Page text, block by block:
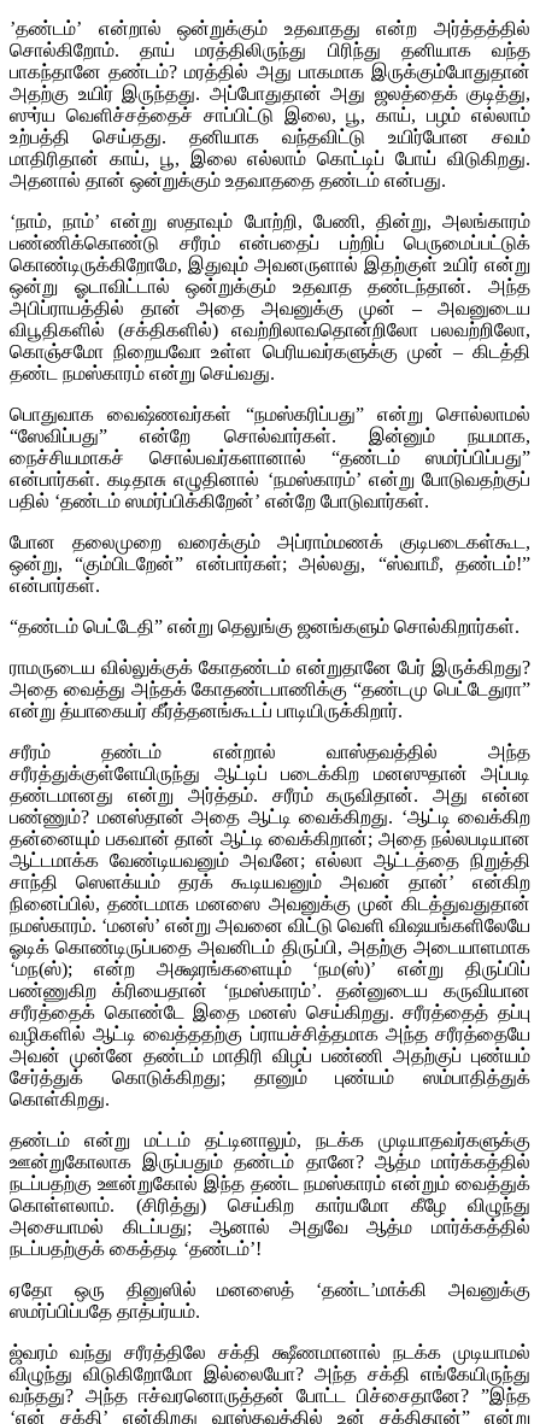
’தண்டம்’ என்றால் ஒன்றுக்கும் உதவாதது என்ற அர்த்தத்தில்
சொல்கிறோம். தாய் மரத்திலிருந்து பிரிந்து தனியாக வந்த
பாகந்தானே தண்டம்? மரத்தில் அது பாகமாக இருக்கும்போதுதான்
அதற்கு உயிர் இருந்தது. அப்போதுதான் அது ஜலத்தைக் குடித்து,
ஸுர்ய வெளிச்சத்தைச் சாப்பிட்டு இலை, பூ, காய், பழம் எல்லாம்
உற்பத்தி செய்தது. தனியாக வந்தவிட்டு உயிர்போன சவம்
மாதிரிதான் காய், பூ, இலை எல்லாம் கொட்டிப் போய் விடுகிறது.
அதனால் தான் ஒன்றுக்கும் உதவாததை தண்டம் என்பது.
‘நாம், நாம்’ என்று ஸதாவும் போற்றி, பேணி, தின்று, அலங்காரம்
பண்ணிக்கொண்டு சரீரம் என்பதைப் பற்றிப் பெருமைப்பட்டுக்
கொண்டிருக்கிறோமே, இதுவும் அவனருளால் இதற்குள் உயிர் என்று
ஒன்று ஓடாவிட்டால் ஒன்றுக்கும் உதவாத தண்டந்தான். அந்த
அபிப்ராயத்தில் தான் அதை அவனுக்கு முன் – அவனுடைய
விபூதிகளில் (சக்திகளில்) எவற்றிலாவதொன்றிலோ பலவற்றிலோ,
கொஞ்சமோ நிறையவோ உள்ள பெரியவர்களுக்கு முன் – கிடத்தி
தண்ட நமஸ்காரம் என்று செய்வது.
பொதுவாக வைஷ்ணவர்கள் “நமஸ்கரிப்பது” என்று சொல்லாமல்
“ஸேவிப்பது” என்றே சொல்வார்கள். இன்னும் நயமாக,
நைச்சியமாகச் சொல்பவர்களானால் “தண்டம் ஸமர்ப்பிப்பது”
என்பார்கள். கடிதாசு எழுதினால் ‘நமஸ்காரம்’ என்று போடுவதற்குப்
பதில் ‘தண்டம் ஸமர்ப்பிக்கிறேன்’ என்றே போடுவார்கள்.
போன தலைமுறை வரைக்கும் அப்ராம்மணக் குடிபடைகள்கூட,
ஒன்று, “கும்பிடறேன்” என்பார்கள்; அல்லது, “ஸ்வாமீ, தண்டம்!”
என்பார்கள்.
“தண்டம் பெட்டேதி” என்று தெலுங்கு ஜனங்களும் சொல்கிறார்கள்.
ராமருடைய வில்லுக்குக் கோதண்டம் என்றுதானே பேர் இருக்கிறது?
அதை வைத்து அந்தக் கோதண்டபாணிக்கு “தண்டமு பெட்டேதுரா”
என்று த்யாகையர் கீர்த்தனங்கூடப் பாடியிருக்கிறார்.
சரீரம் தண்டம் என்றால் வாஸ்தவத்தில் அந்த
சரீரத்துக்குள்ளேயிருந்து ஆட்டிப் படைக்கிற மனஸுதான் அப்படி
தண்டமானது என்று அர்த்தம். சரீரம் கருவிதான். அது என்ன
பண்ணும்? மனஸ்தான் அதை ஆட்டி வைக்கிறது. ‘ஆட்டி வைக்கிற
தன்னையும் பகவான் தான் ஆட்டி வைக்கிறான்; அதை நல்லபடியான
ஆட்டமாக்க வேண்டியவனும் அவனே; எல்லா ஆட்டத்தை நிறுத்தி
சாந்தி ஸெளக்யம் தரக் கூடியவனும் அவன் தான்’ என்கிற
நினைப்பில், தண்டமாக மனஸை அவனுக்கு முன் கிடத்துவதுதான்
நமஸ்காரம். ‘மனஸ்’ என்று அவனை விட்டு வெளி விஷயங்களிலேயே
ஓடிக் கொண்டிருப்பதை அவனிடம் திருப்பி, அதற்கு அடையாளமாக
‘மந(ஸ்); என்ற அக்ஷரங்களையும் ‘நம(ஸ்)’ என்று திருப்பிப்
பண்ணுகிற க்ரியைதான் ‘நமஸ்காரம்’. தன்னுடைய கருவியான
சரீரத்தைக் கொண்டே இதை மனஸ் செய்கிறது. சரீரத்தைத் தப்பு
வழிகளில் ஆட்டி வைத்ததற்கு ப்ராயச்சித்தமாக அந்த சரீரத்தையே
அவன் முன்னே தண்டம் மாதிரி விழப் பண்ணி அதற்குப் புண்யம்
சேர்த்துக் கொடுக்கிறது; தானும் புண்யம் ஸம்பாதித்துக்
கொள்கிறது.
தண்டம் என்று மட்டம் தட்டினாலும், நடக்க முடியாதவர்களுக்கு
ஊன்றுகோலாக இருப்பதும் தண்டம் தானே? ஆத்ம மார்க்கத்தில்
நடப்பதற்கு ஊன்றுகோல் இந்த தண்ட நமஸ்காரம் என்றும் வைத்துக்
கொள்ளலாம். (சிரித்து) செய்கிற கார்யமோ கீழே விழுந்து
அசையாமல் கிடப்பது; ஆனால் அதுவே ஆத்ம மார்க்கத்தில்
நடப்பதற்குக் கைத்தடி ‘தண்டம்’!
ஏதோ ஒரு தினுஸில் மனஸைத் ‘தண்ட’மாக்கி அவனுக்கு
ஸமர்ப்பிப்பதே தாத்பர்யம்.
ஜ்வரம் வந்து சரீரத்திலே சக்தி க்ஷீணமானால் நடக்க முடியாமல்
விழுந்து விடுகிறோமோ இல்லையோ? அந்த சக்தி எங்கேயிருந்து
வந்தது? அந்த ஈச்வரனொருத்தன் போட்ட பிச்சைதானே? ”இந்த
‘என் சக்தி’ என்கிறது வாஸ்தவத்தில் உன் சக்திதான்” என்று